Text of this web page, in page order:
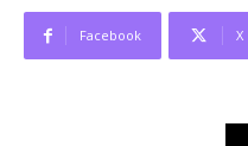
Facebook X